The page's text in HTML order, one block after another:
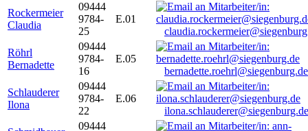
Rockermeier
Claudia
09444
9784-
25
E.01
Röhrl
Bernadette
09444
9784-
16
E.05
bernadette.roehrl@siegenburg.de
Schlauderer
Ilona
09444
9784-
22
E.06
ilona.schlauderer@siegenburg.de
09444